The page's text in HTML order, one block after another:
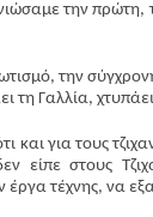
την
την
τη Γαλλία,
και για τους
στους
τέχνης, να